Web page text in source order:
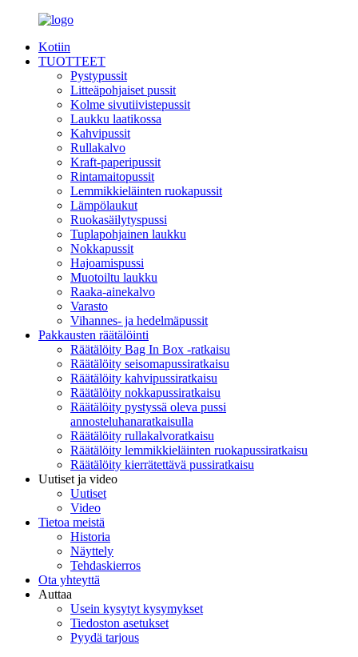
Kotiin
TUOTTEET
Pystypussit
Litteäpohjaiset pussit
Kolme sivutiivistepussit
Laukku laatikossa
Kahvipussit
Rullakalvo
Kraft-paperipussit
Rintamaitopussit
Lemmikkieläinten ruokapussit
Lämpölaukut
Ruokasäilytyspussi
Tuplapohjainen laukku
Nokkapussit
Hajoamispussi
Muotoiltu laukku
Raaka-ainekalvo
Varasto
Vihannes- ja hedelmäpussit
Pakkausten räätälöinti
Räätälöity Bag In Box -ratkaisu
Räätälöity seisomapussiratkaisu
Räätälöity kahvipussiratkaisu
Räätälöity nokkapussiratkaisu
Räätälöity pystyssä oleva pussi
annosteluhanaratkaisulla
Räätälöity rullakalvoratkaisu
Räätälöity lemmikkieläinten ruokapussiratkaisu
Räätälöity kierrätettävä pussiratkaisu
Uutiset ja video
Uutiset
Video
Tietoa meistä
Historia
Näyttely
Tehdaskierros
Ota yhteyttä
Auttaa
Usein kysytyt kysymykset
Tiedoston asetukset
Pyydä tarjous